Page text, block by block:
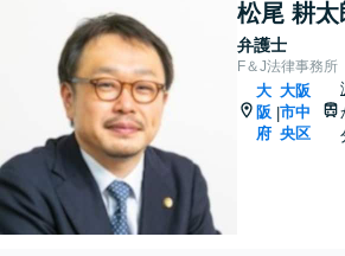
松尾 耕太
弁護士
F＆J法律事務所
大
阪
府
|
大阪
市中
央区